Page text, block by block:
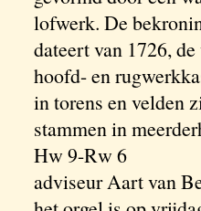
lofwerk. De
dateert van 1726,
hoofd- en
in torens en velden
stammen in
Hw 9-Rw 6
adviseur Aart van